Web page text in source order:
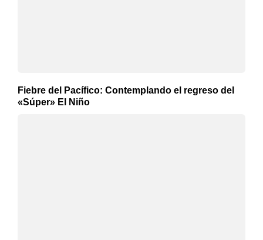
Fiebre del Pacífico: Contemplando el regreso del
«Súper» El Niño